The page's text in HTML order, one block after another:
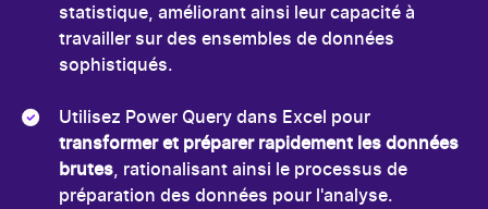
statistique, améliorant ainsi leur capacité à
travailler sur des ensembles de données
sophistiqués.
Utilisez Power Query dans Excel pour
transformer et préparer rapidement les données
brutes, rationalisant ainsi le processus de
préparation des données pour l'analyse.